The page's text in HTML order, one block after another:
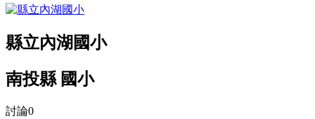
縣立內湖國小
南投縣 國小
討論0